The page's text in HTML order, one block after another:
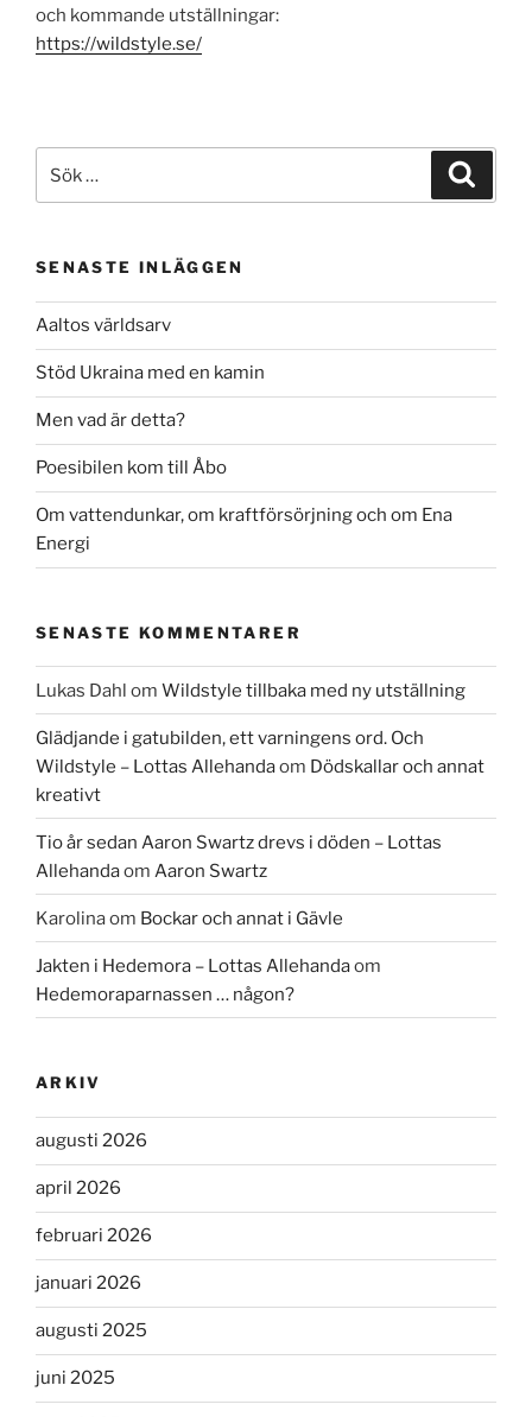
och kommande utställningar:
https://wildstyle.se/
efter:
SENASTE INLÄGGEN
Aaltos världsarv
Stöd Ukraina med en kamin
Men vad är detta?
Poesibilen kom till Åbo
Om vattendunkar, om kraftförsörjning och om Ena
Energi
SENASTE KOMMENTARER
Lukas Dahl om Wildstyle tillbaka med ny utställning
Glädjande i gatubilden, ett varningens ord. Och
Wildstyle – Lottas Allehandaom Dödskallar och annat
kreativt
Tio år sedan Aaron Swartz drevs i döden – Lottas
Allehandaom Aaron Swartz
Karolinaom Bockar och annat i Gävle
Jakten i Hedemora – Lottas Allehandaom
Hedemoraparnassen … någon?
ARKIV
augusti 2026
april 2026
februari 2026
januari 2026
augusti 2025
juni 2025